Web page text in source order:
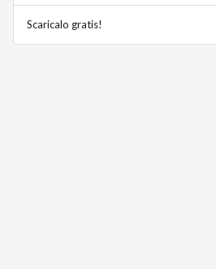
Scaricalo gratis!